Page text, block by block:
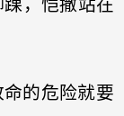
，恺撒站在
的危险就要